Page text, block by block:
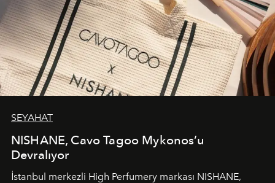
SEYAHAT
NISHANE, Cavo Tagoo Mykonos’u
Devralıyor
İstanbul merkezli High Perfumery markası NISHANE,